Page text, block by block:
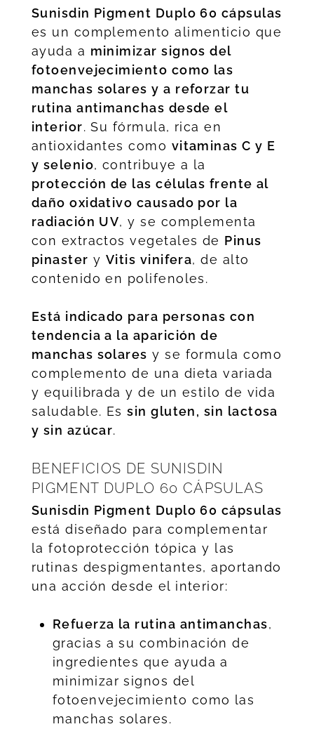
Sunisdin Pigment Duplo 60 cápsulas
es un complemento alimenticio que
ayuda a minimizar signos del
fotoenvejecimiento como las
manchas solares y a reforzar tu
rutina antimanchas desde el
interior. Su fórmula, rica en
antioxidantes como vitaminas C y E
y selenio, contribuye a la
protección de las células frente al
daño oxidativo causado por la
radiación UV, y se complementa
con extractos vegetales de Pinus
pinaster y Vitis vinifera, de alto
contenido en polifenoles.
Está indicado para personas con
tendencia a la aparición de
manchas solares y se formula como
complemento de una dieta variada
y equilibrada y de un estilo de vida
saludable. Essin gluten, sin lactosa
y sin azúcar.
BENEFICIOS DE SUNISDIN
PIGMENT DUPLO 60 CÁPSULAS
Sunisdin Pigment Duplo 60 cápsulas
está diseñado para complementar
la fotoprotección tópica y las
rutinas despigmentantes, aportando
una acción desde el interior:
Refuerza la rutina antimanchas,
gracias a su combinación de
ingredientes que ayuda a
minimizar signos del
fotoenvejecimiento como las
manchas solares.